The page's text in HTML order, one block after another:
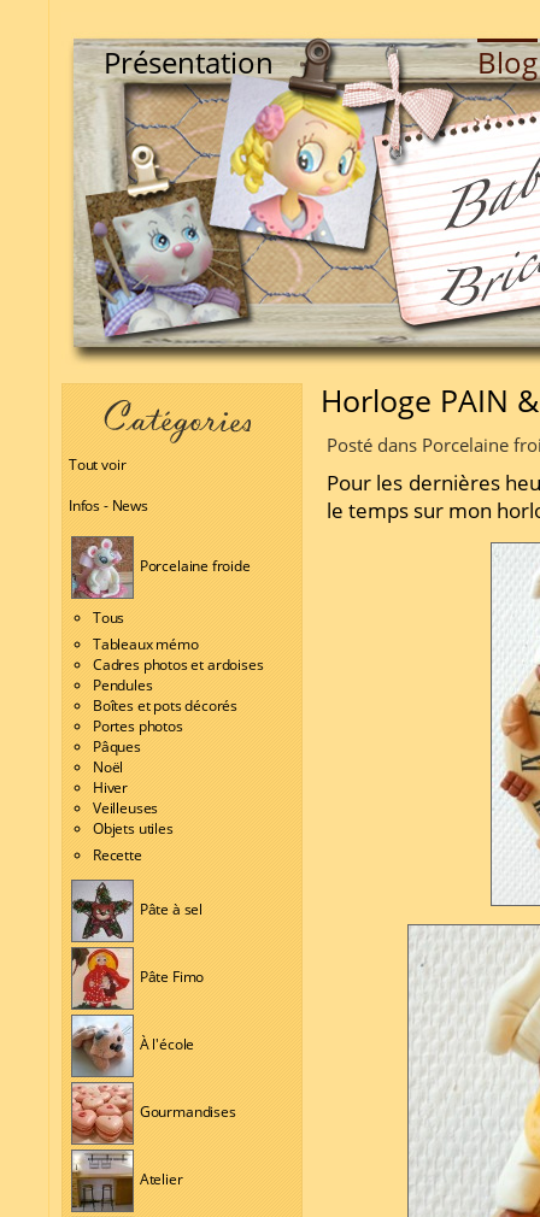
Présentation Blog
Tout voir
Infos - News
Porcelaine froide
Tous
Tableaux mémo
Cadres photos et ardoises
Pendules
Boîtes et pots décorés
Portes photos
Pâques
Noël
Hiver
Veilleuses
Objets utiles
Recette
Pâte à sel
Pâte Fimo
À l'école
Gourmandises
Atelier
Horloge PAIN
Posté dans Porcelaine
Pour les dernières
le temps sur mon